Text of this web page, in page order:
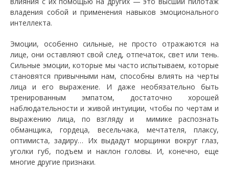
владения собой и применения навыков эмоционального
интеллекта.
Эмоции, особенно сильные, не просто отражаются на
лице, они оставляют свой след, отпечаток, свет или тень.
Сильные эмоции, которые мы часто испытываем, которые
становятся привычными нам, способны влиять на черты
лица и его выражение. И даже необязательно быть
тренированным эмпатом, достаточно хорошей
наблюдательности и живой интуиции, чтобы по чертам и
выражению лица, по взгляду и мимике распознать
обманщика, гордеца, весельчака, мечтателя, плаксу,
оптимиста, задиру… Их выдадут морщинки вокруг глаз,
уголки губ, подъем и наклон головы. И, конечно, еще
многие другие признаки.